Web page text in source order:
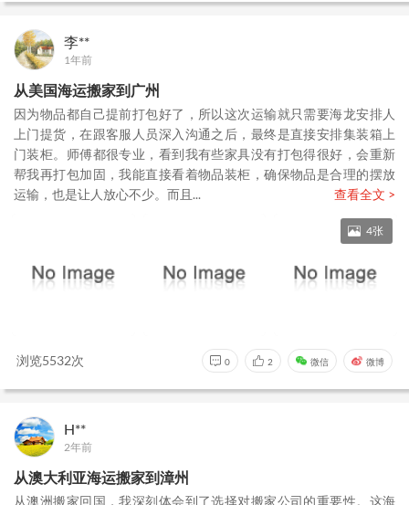
李**
1年前
从美国海运搬家到广州
因为物品都自己提前打包好了，所以这次运输就只需要海龙安排人
上门提货，在跟客服人员深入沟通之后，最终是直接安排集装箱上
门装柜。师傅都很专业，看到我有些家具没有打包得很好，会重新
帮我再打包加固，我能直接看着物品装柜，确保物品是合理的摆放
运输，也是让人放心不少。而且...
查看全文 >
4张
浏览5532次 0 2 微信 微博
H**
2年前
从澳大利亚海运搬家到漳州
从澳洲搬家回国，我深刻体会到了选择对搬家公司的重要性。这海